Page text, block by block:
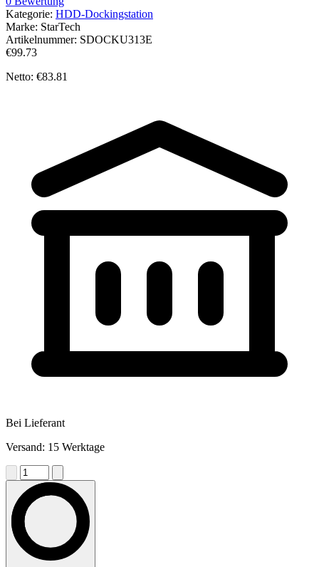
Kategorie: HDD-Dockingstation
Marke: StarTech
Artikelnummer: SDOCKU313E
€99.73
Netto: €83.81
Bei Lieferant
Versand: 15 Werktage